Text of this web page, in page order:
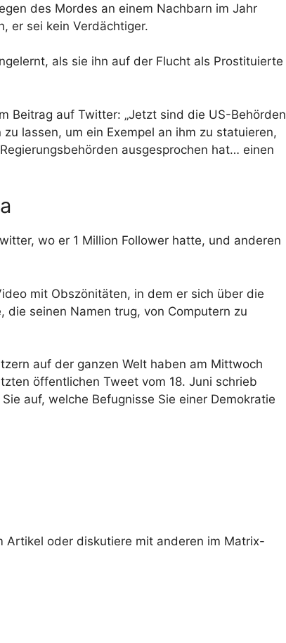
des Mordes an einem Nachbarn im Jahr
er sei kein Verdächtiger.
als sie ihn auf der Flucht als Prostituierte
Beitrag auf Twitter: „Jetzt sind die US-Behörden
lassen, um ein Exempel an ihm zu statuieren,
ausgesprochen hat… einen
wo er 1 Million Follower hatte, und anderen
mit Obszönitäten, in dem er sich über die
seinen Namen trug, von Computern zu
auf der ganzen Welt haben am Mittwoch
öffentlichen Tweet vom 18. Juni schrieb
auf, welche Befugnisse Sie einer Demokratie
Artikel oder diskutiere mit anderen im Matrix-